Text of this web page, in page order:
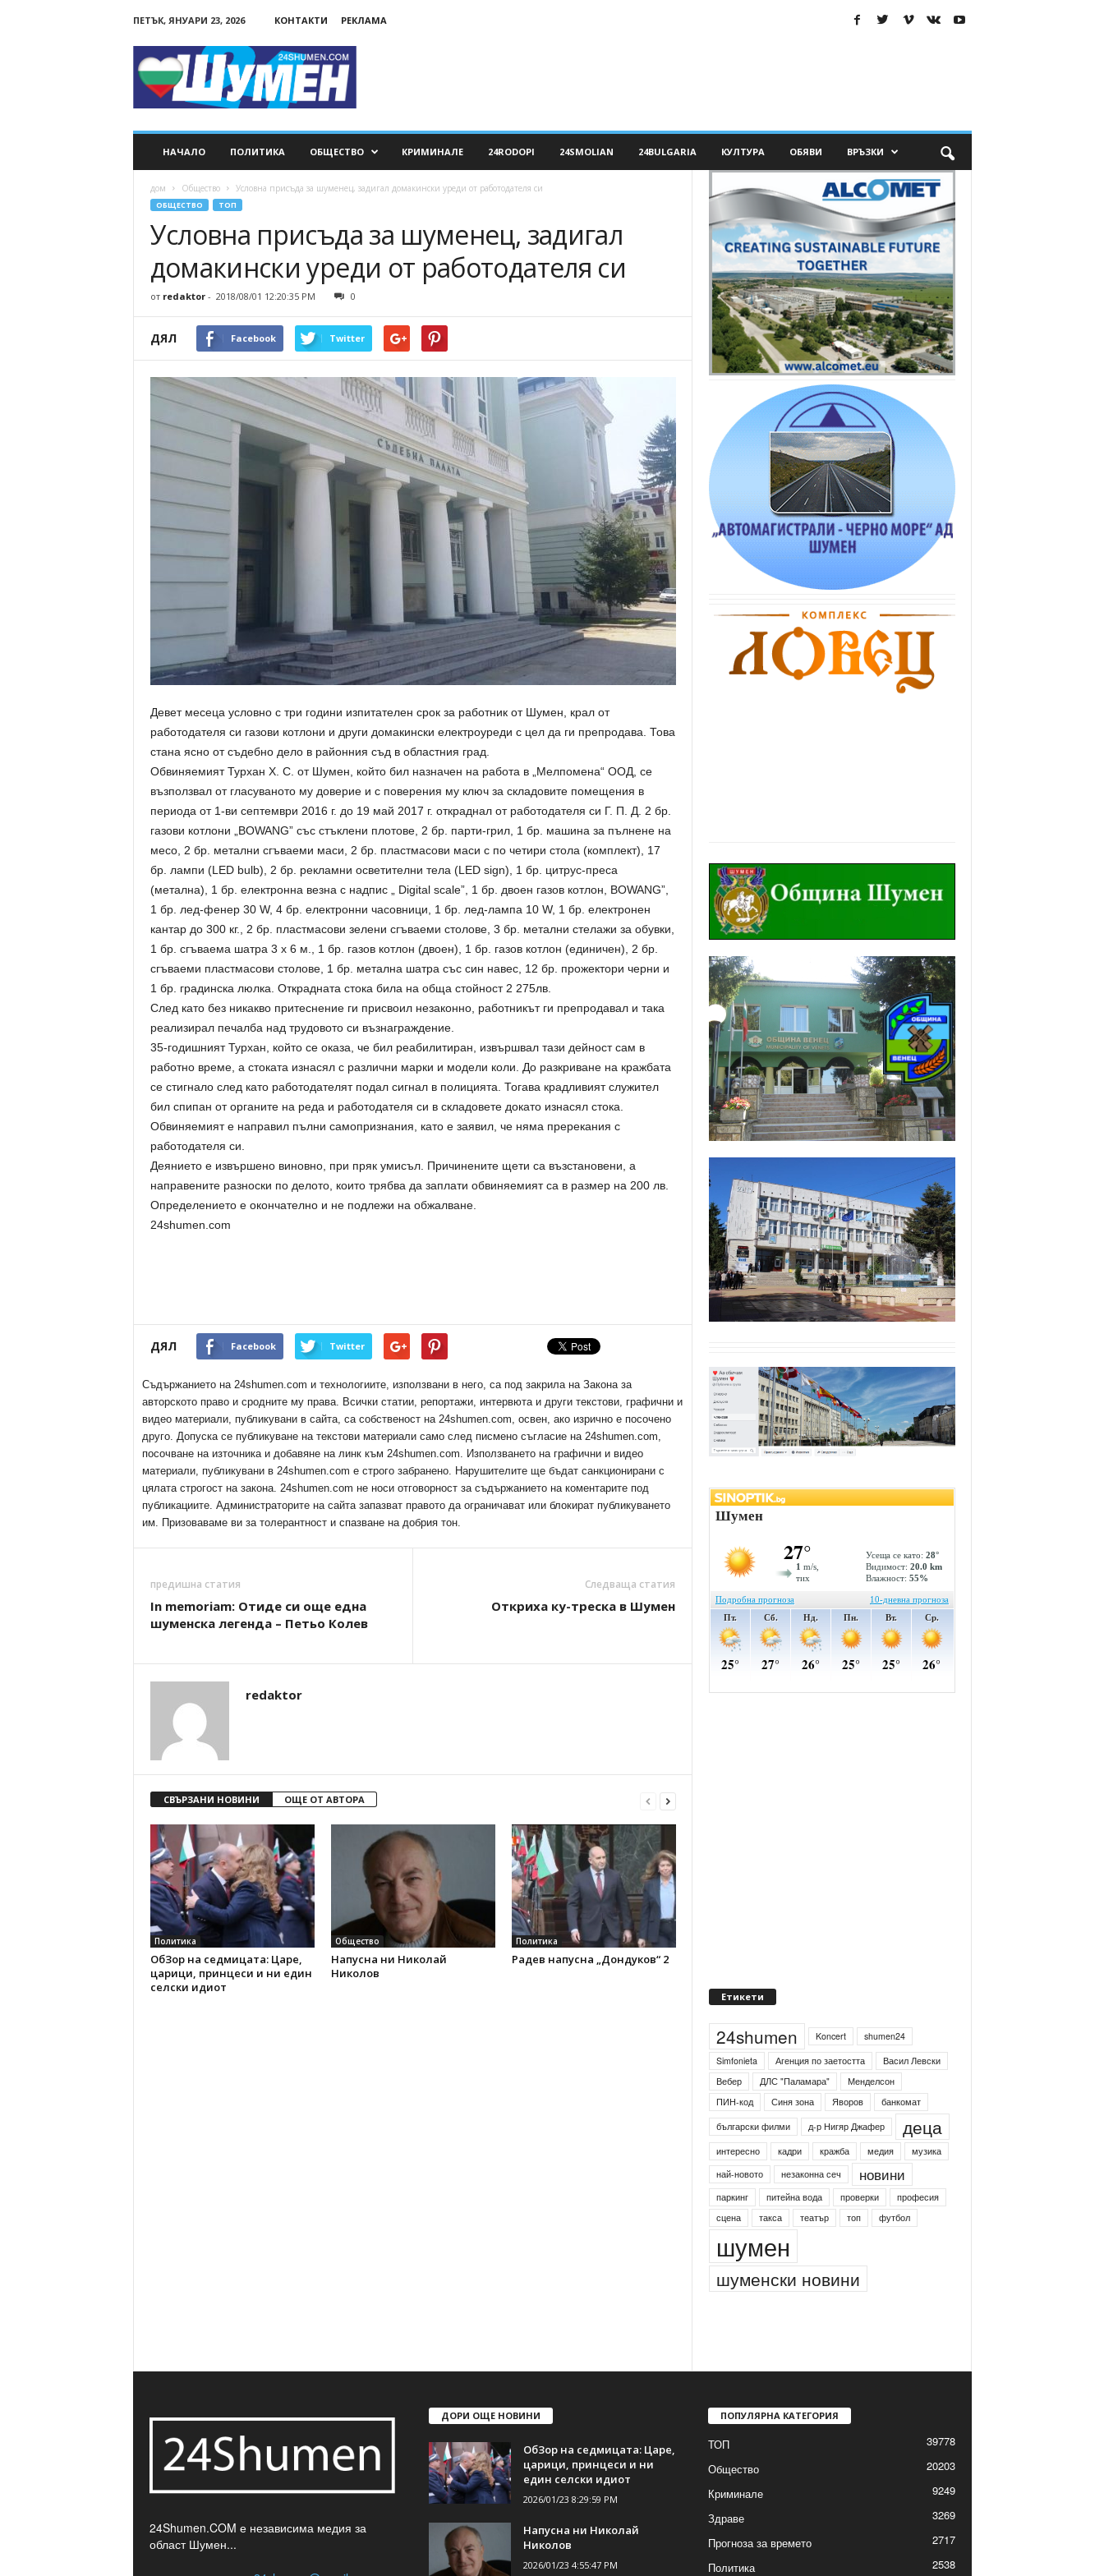
ПЕТЪК, ЯНУАРИ 23, 2026 КОНТАКТИ РЕКЛАМА
НАЧАЛО ПОЛИТИКА ОБЩЕСТВО КРИМИНАЛЕ 24RODOPI 24SMOLIAN 24BULGARIA КУЛТУРА ОБЯВИ ВРЪЗКИ
дом Общество Условна присъда за шуменец, задигал домакински уреди от работодателя си
ОБЩЕСТВО ТОП
Условна присъда за шуменец, задигал
домакински уреди от работодателя си
от redaktor- 2018/08/01 12:20:35 PM 0
ДЯЛ Facebook Twitter
Девет месеца условно с три години изпитателен срок за работник от Шумен, крал от
работодателя си газови котлони и други домакински електроуреди с цел да ги препродава. Това
стана ясно от съдебно дело в районния съд в областния град.
Обвиняемият Турхан Х. С. от Шумен, който бил назначен на работа в „Мелпомена“ ООД, се
възползвал от гласуваното му доверие и с поверения му ключ за складовите помещения в
периода от 1-ви септември 2016 г. до 19 май 2017 г. откраднал от работодателя си Г. П. Д. 2 бр.
газови котлони „BOWANG” със стъклени плотове, 2 бр. парти-грил, 1 бр. машина за пълнене на
месо, 2 бр. метални сгъваеми маси, 2 бр. пластмасови маси с по четири стола (комплект), 17
бр. лампи (LED bulb), 2 бр. рекламни осветителни тела (LED sign), 1 бр. цитрус-преса
(метална), 1 бр. електронна везна с надпис „ Digital scale”, 1 бр. двоен газов котлон, BOWANG”,
1 бр. лед-фенер 30 W, 4 бр. електронни часовници, 1 бр. лед-лампа 10 W, 1 бр. електронен
кантар до 300 кг., 2 бр. пластмасови зелени сгъваеми столове, 3 бр. метални стелажи за обувки,
1 бр. сгъваема шатра 3 х 6 м., 1 бр. газов котлон (двоен), 1 бр. газов котлон (единичен), 2 бр.
сгъваеми пластмасови столове, 1 бр. метална шатра със син навес, 12 бр. прожектори черни и
1 бр. градинска люлка. Открадната стока била на обща стойност 2 275лв.
След като без никакво притеснение ги присвоил незаконно, работникът ги препродавал и така
реализирал печалба над трудовото си възнаграждение.
35-годишният Турхан, който се оказа, че бил реабилитиран, извършвал тази дейност сам в
работно време, а стоката изнасял с различни марки и модели коли. До разкриване на кражбата
се стигнало след като работодателят подал сигнал в полицията. Тогава крадливият служител
бил спипан от органите на реда и работодателя си в складовете докато изнасял стока.
Обвиняемият е направил пълни самопризнания, като е заявил, че няма пререкания с
работодателя си.
Деянието е извършено виновно, при пряк умисъл. Причинените щети са възстановени, а
направените разноски по делото, които трябва да заплати обвиняемият са в размер на 200 лв.
Определението е окончателно и не подлежи на обжалване.
24shumen.com
ДЯЛ Facebook Twitter
Съдържанието на 24shumen.com и технологиите, използвани в него, са под закрила на Закона за
авторското право и сродните му права. Всички статии, репортажи, интервюта и други текстови, графични и
видео материали, публикувани в сайта, са собственост на 24shumen.com, освен, ако изрично е посочено
друго. Допуска се публикуване на текстови материали само след писмено съгласие на 24shumen.com,
посочване на източника и добавяне на линк към 24shumen.com. Използването на графични и видео
материали, публикувани в 24shumen.com е строго забранено. Нарушителите ще бъдат санкционирани с
цялата строгост на закона. 24shumen.com не носи отговорност за съдържанието на коментарите под
публикациите. Администраторите на сайта запазват правото да ограничават или блокират публикуването
им. Призоваваме ви за толерантност и спазване на добрия тон.
предишна статия
In memoriam: Отиде си още една
шуменска легенда – Петьо Колев
Следваща статия
Откриха ку-треска в Шумен
redaktor
СВЪРЗАНИ НОВИНИ ОЩЕ ОТ АВТОРА
Политика
ОбЗор на седмицата: Царе,
царици, принцеси и ни един
селски идиот
Общество
Напусна ни Николай
Николов
Политика
Радев напусна „Дондуков“ 2
Етикети
24shumen Koncert
shumen24
Simfonieta
Агенция по заетостта
Васил Левски
Вебер
ДЛС "Паламара"
Менделсон
ПИН-код
Синя зона Яворов
банкомат
български филми
д-р Нигяр Джафер деца
интересно кадри кражба медия
музика
най-новото
незаконна сеч новини
паркинг питейна вода проверки
професия
сцена
такса театър топ футбол
шумен
шуменски новини
24Shumen.COM е независима медия за
област Шумен...
ДОРИ ОЩЕ НОВИНИ
ОбЗор на седмицата: Царе,
царици, принцеси и ни
един селски идиот
2026/01/23 8:29:59 PM
Напусна ни Николай
Николов
2026/01/23 4:55:47 PM
ПОПУЛЯРНА КАТЕГОРИЯ
ТОП
39778
Общество
20203
Криминале
9249
Здраве
3269
Прогноза за времето
2717
Политика
2538